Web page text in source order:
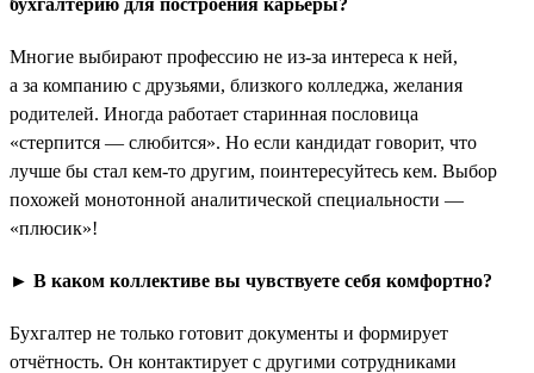
Многие выбирают профессию не из-за интереса к ней,
а за компанию с друзьями, близкого колледжа, желания
родителей. Иногда работает старинная пословица
«стерпится — слюбится». Но если кандидат говорит, что
лучше бы стал кем-то другим, поинтересуйтесь кем. Выбор
похожей монотонной аналитической специальности —
«плюсик»!
► В каком коллективе вы чувствуете себя комфортно?
Бухгалтер не только готовит документы и формирует
отчётность. Он контактирует с другими сотрудниками